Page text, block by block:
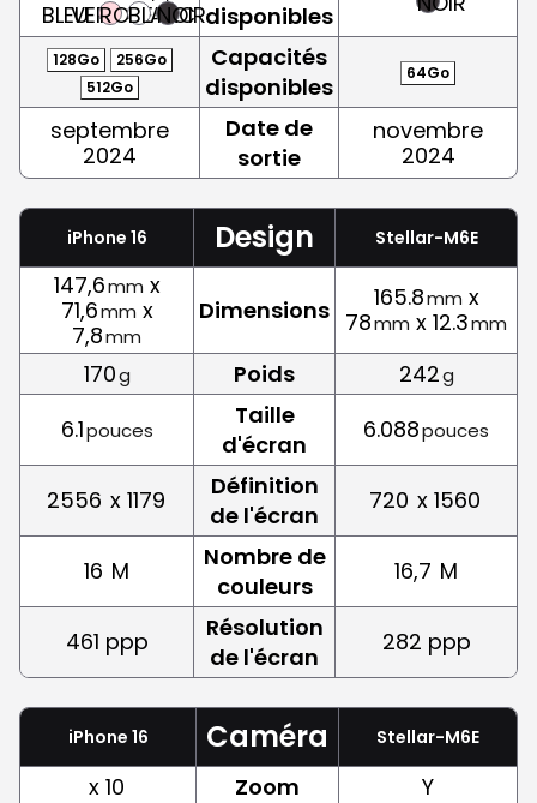
BLEUVERTROSEBLANC
NOIRdisponibles
128Go
256Go
512Go
Capacités
disponibles
64Go
septembre
2024
Date de
sortie
novembre
2024
iPhone 16 Design Stellar-M6E
147,6mm x
71,6mm x
7,8mm
Dimensions 165.8mm x
78mm x 12.3mm
170g Poids 242g
6.1pouces
Taille
d'écran
6.088pouces
2556 x 1179
Définition
de l'écran
720 x 1560
16 M
Nombre de
couleurs
16,7 M
461 ppp
Résolution
de l'écran
282 ppp
iPhone 16 Caméra Stellar-M6E
x 10 Zoom
Y